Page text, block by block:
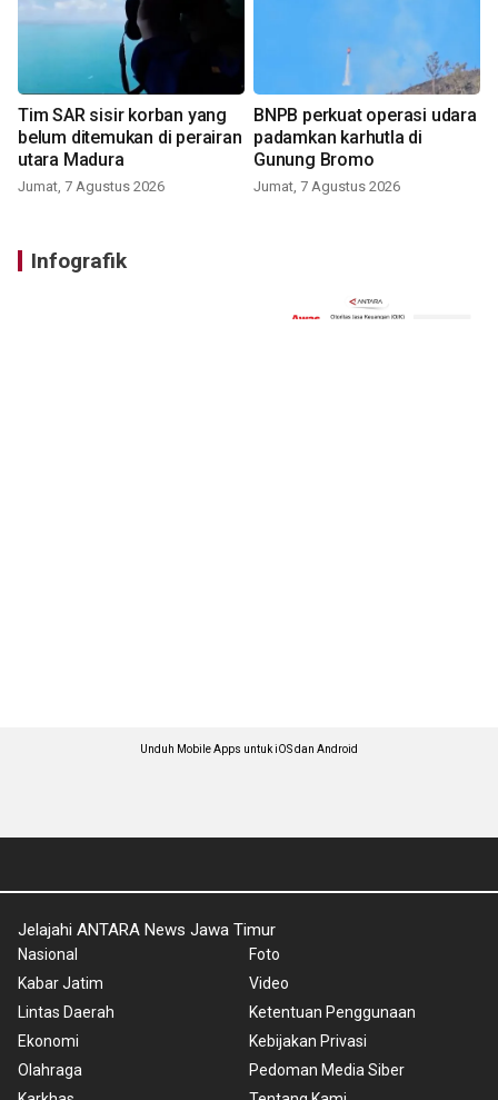
Tim SAR sisir korban yang
belum ditemukan di perairan
utara Madura
Jumat, 7 Agustus 2026
BNPB perkuat operasi udara
padamkan karhutla di
Gunung Bromo
Jumat, 7 Agustus 2026
Infografik
Unduh Mobile Apps untuk iOS dan Android
Jelajahi ANTARA News Jawa Timur
Nasional
Kabar Jatim
Lintas Daerah
Ekonomi
Olahraga
Foto
Video
Ketentuan Penggunaan
Kebijakan Privasi
Pedoman Media Siber